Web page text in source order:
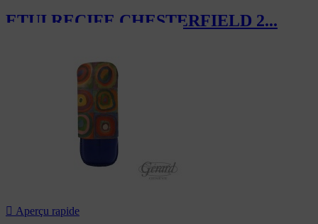
ETUI RECIFE CHESTERFIELD 2...
 Aperçu rapide